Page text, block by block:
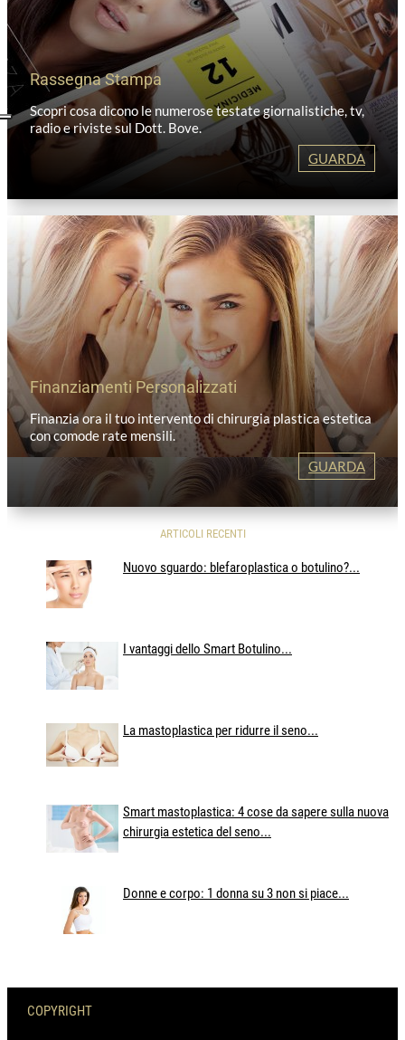
Rassegna Stampa
Scopri cosa dicono le numerose testate giornalistiche, tv,
radio e riviste sul Dott. Bove.
GUARDA
Finanziamenti Personalizzati
Finanzia ora il tuo intervento di chirurgia plastica estetica
con comode rate mensili.
GUARDA
ARTICOLI RECENTI
Nuovo sguardo: blefaroplastica o botulino?...
I vantaggi dello Smart Botulino...
La mastoplastica per ridurre il seno...
Smart mastoplastica: 4 cose da sapere sulla nuova
chirurgia estetica del seno...
Donne e corpo: 1 donna su 3 non si piace...
COPYRIGHT